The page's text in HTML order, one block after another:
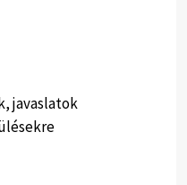
javaslatok